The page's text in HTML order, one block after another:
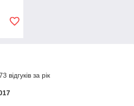
відгуків за рік